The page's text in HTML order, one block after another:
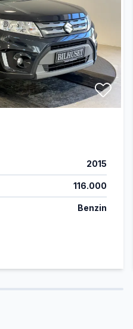
2015
116.000
Benzin